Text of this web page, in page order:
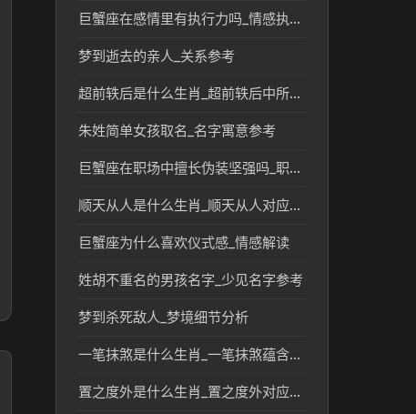
巨蟹座在感情里有执行力吗_情感执行力解析
梦到逝去的亲人_关系参考
超前轶后是什么生肖_超前轶后中所指的生肖含义解析
朱姓简单女孩取名_名字寓意参考
巨蟹座在职场中擅长伪装坚强吗_职场性格解析
顺天从人是什么生肖_顺天从人对应的生肖文化解读
巨蟹座为什么喜欢仪式感_情感解读
姓胡不重名的男孩名字_少见名字参考
梦到杀死敌人_梦境细节分析
一笔抹煞是什么生肖_一笔抹煞蕴含的生肖文化解读
置之度外是什么生肖_置之度外对应的生肖及其文化含义